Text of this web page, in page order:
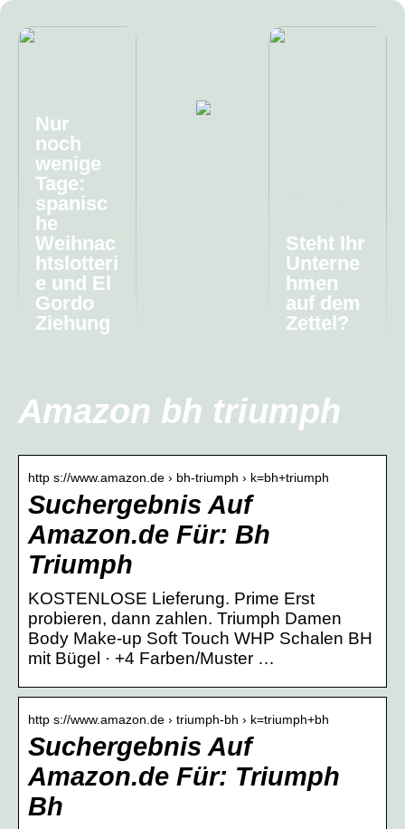
Nur
noch
wenige
Tage:
spanisc
he
Weihnac
htslotteri
e und El
Gordo
Ziehung
Steht Ihr
Unterne
hmen
auf dem
Zettel?
Amazon bh triumph
http s://www.amazon.de › bh-triumph › k=bh+triumph
Suchergebnis Auf
Amazon.de Für: Bh
Triumph
KOSTENLOSE Lieferung. Prime Erst
probieren, dann zahlen. Triumph Damen
Body Make-up Soft Touch WHP Schalen BH
mit Bügel · +4 Farben/Muster …
http s://www.amazon.de › triumph-bh › k=triumph+bh
Suchergebnis Auf
Amazon.de Für: Triumph
Bh